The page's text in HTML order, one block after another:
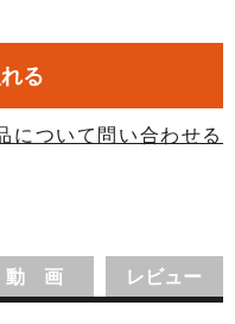
る
について問い合わせる
動 画 レビュー